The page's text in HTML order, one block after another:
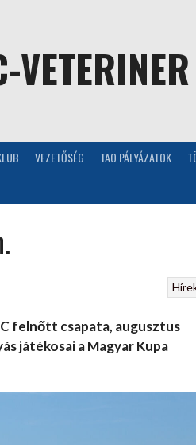
VETERINER
VEZETŐSÉG TAO PÁLYÁZATOK
felnőtt csapata, augusztus
játékosai a Magyar Kupa